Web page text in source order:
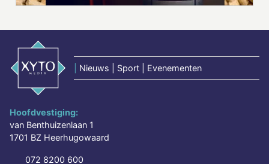
Nieuws | Sport | Evenementen
Hoofdvestiging:
van Benthuizenlaan 1
1701 BZ Heerhugowaard
072 8200 600